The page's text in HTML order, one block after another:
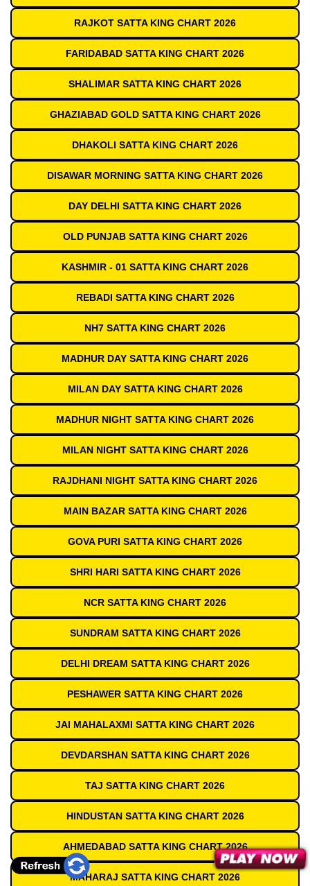
RAJKOT SATTA KING CHART 2026
FARIDABAD SATTA KING CHART 2026
SHALIMAR SATTA KING CHART 2026
GHAZIABAD GOLD SATTA KING CHART 2026
DHAKOLI SATTA KING CHART 2026
DISAWAR MORNING SATTA KING CHART 2026
DAY DELHI SATTA KING CHART 2026
OLD PUNJAB SATTA KING CHART 2026
KASHMIR - 01 SATTA KING CHART 2026
REBADI SATTA KING CHART 2026
NH7 SATTA KING CHART 2026
MADHUR DAY SATTA KING CHART 2026
MILAN DAY SATTA KING CHART 2026
MADHUR NIGHT SATTA KING CHART 2026
MILAN NIGHT SATTA KING CHART 2026
RAJDHANI NIGHT SATTA KING CHART 2026
MAIN BAZAR SATTA KING CHART 2026
GOVA PURI SATTA KING CHART 2026
SHRI HARI SATTA KING CHART 2026
NCR SATTA KING CHART 2026
SUNDRAM SATTA KING CHART 2026
DELHI DREAM SATTA KING CHART 2026
PESHAWER SATTA KING CHART 2026
JAI MAHALAXMI SATTA KING CHART 2026
DEVDARSHAN SATTA KING CHART 2026
TAJ SATTA KING CHART 2026
HINDUSTAN SATTA KING CHART 2026
AHMEDABAD SATTA KING CHART 2026
MAHARAJ SATTA KING CHART 2026